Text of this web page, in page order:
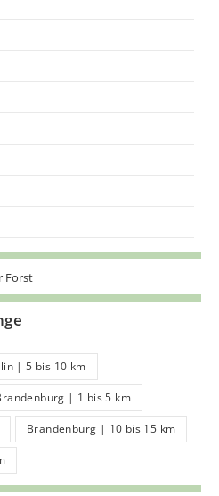
| 5 bis 10 km
| 1 bis 5 km
Brandenburg | 10 bis 15 km